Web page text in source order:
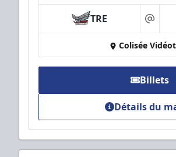
TRE at
Colisée
Billets
Détails du